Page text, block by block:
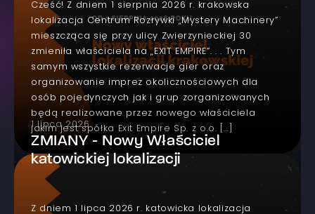
Cześć! Z dniem 1 sierpnia 2026 r. krakowska
lokalizacja Centrum Rozrywki „Mystery Machinery”
mieszcząca się przy ulicy Zwierzynieckiej 30
zmieniła właściciela na „EXIT EMPIRE”. . . Tym
samym wszystkie rezerwacje gier oraz
organizowanie imprez okolicznościowych dla
osób pojedynczych jak i grup zorganizowanych
będą realizowane przez nowego właściciela
jakim jest spółka Exit Empire Sp. z o.o. […]
1 lipca 2026
ZMIANY - Nowy Właściciel
katowickiej lokalizacji
Z dniem 1 lipca 2026 r. katowicka lokalizacja